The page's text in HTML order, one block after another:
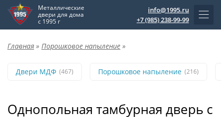
Металлические
двери для дома
с 1995 г
info@1995.ru
+7 (985) 238-99-99
Главная » Порошковое напыление »
Двери МДФ (467) Порошковое напыление (216)
Однопольная тамбурная дверь с